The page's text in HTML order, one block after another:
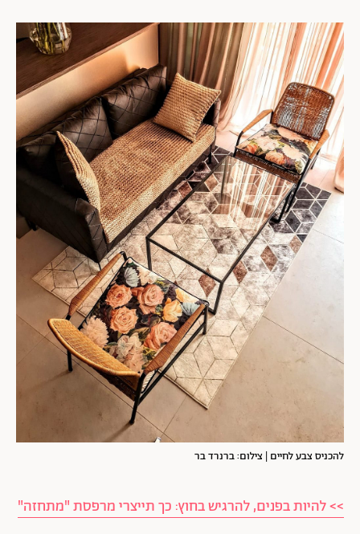
להכניס צבע לחיים | צילום: ברנרד בר
>> להיות בפנים, להרגיש בחוץ: כך תייצרי מרפסת "מתחזה"